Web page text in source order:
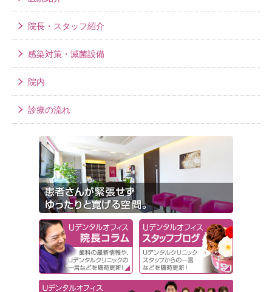
院長・スタッフ紹介
感染対策・滅菌設備
院内
診療の流れ